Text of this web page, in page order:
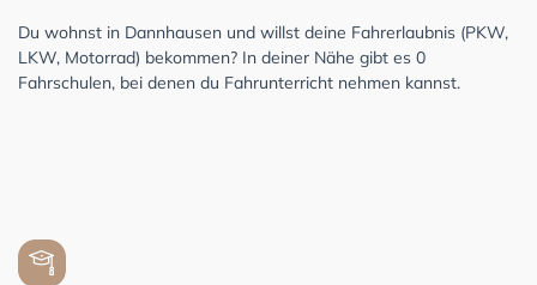
Du wohnst in Dannhausen und willst deine Fahrerlaubnis (PKW,
LKW, Motorrad) bekommen? In deiner Nähe gibt es 0
Fahrschulen, bei denen du Fahrunterricht nehmen kannst.